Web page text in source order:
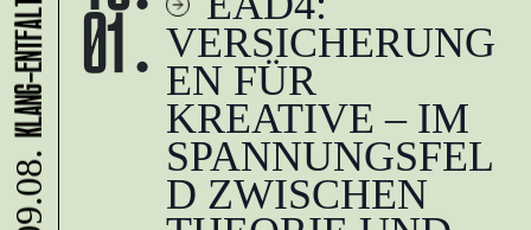
01. VERSICHERUNG
EN FÜR
KREATIVE – IM
SPANNUNGSFEL
D ZWISCHEN
09.08.